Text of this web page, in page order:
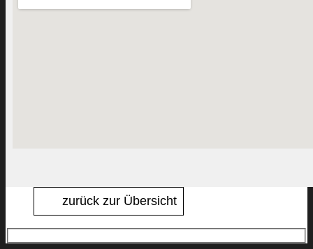
zurück zur Übersicht